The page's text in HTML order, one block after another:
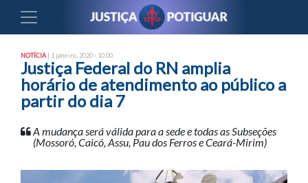
NOTÍCIA | 1 janeiro, 2020 - 10:00
Justiça Federal do RN amplia
horário de atendimento ao público a
partir do dia 7
A mudança será válida para a sede e todas as Subseções
(Mossoró, Caicó, Assu, Pau dos Ferros e Ceará-Mirim)